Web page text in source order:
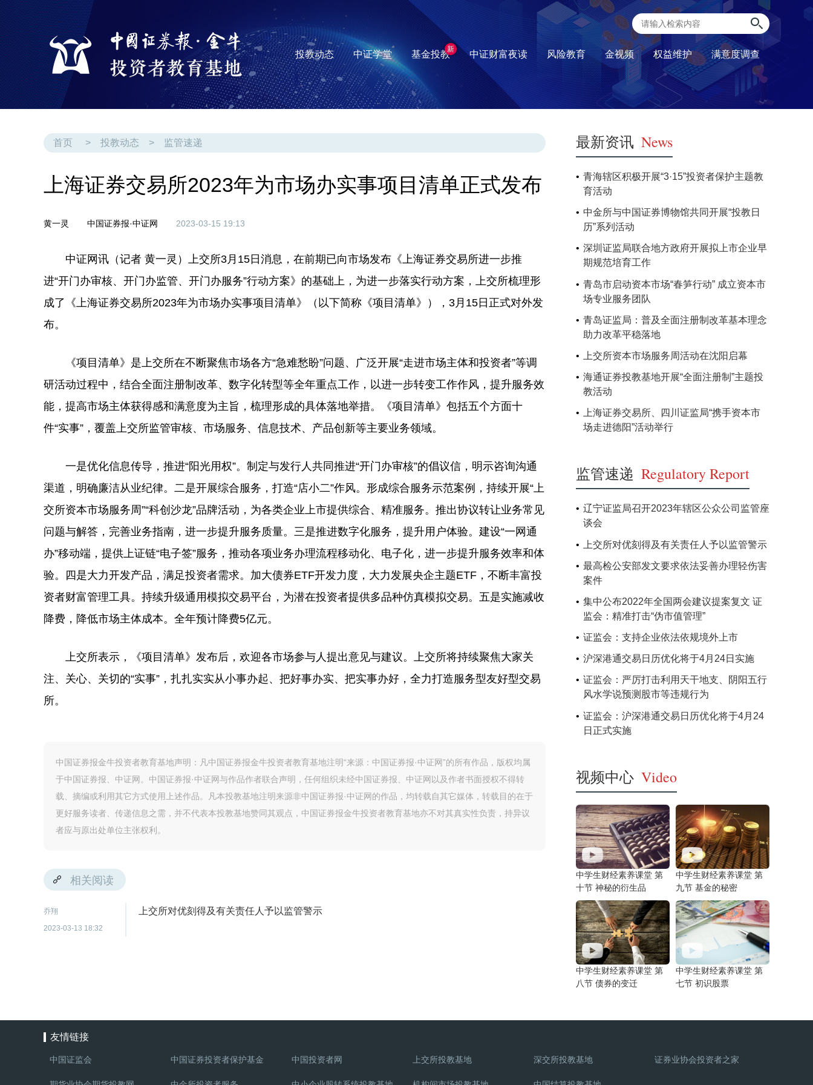
投教动态 中证学堂 基金投教新 中证财富夜读 风险教育 金视频 权益维护 满意度调查
首页 > 投教动态 > 监管速递
上海证券交易所2023年为市场办实事项目清单正式发布
黄一灵 中国证券报·中证网 2023-03-15 19:13
中证网讯（记者 黄一灵）上交所3月15日消息，在前期已向市场发布《上海证券交易所进一步推
进“开门办审核、开门办监管、开门办服务”行动方案》的基础上，为进一步落实行动方案，上交所梳理形
成了《上海证券交易所2023年为市场办实事项目清单》（以下简称《项目清单》），3月15日正式对外发
布。
《项目清单》是上交所在不断聚焦市场各方“急难愁盼”问题、广泛开展“走进市场主体和投资者”等调
研活动过程中，结合全面注册制改革、数字化转型等全年重点工作，以进一步转变工作作风，提升服务效
能，提高市场主体获得感和满意度为主旨，梳理形成的具体落地举措。《项目清单》包括五个方面十
件“实事”，覆盖上交所监管审核、市场服务、信息技术、产品创新等主要业务领域。
一是优化信息传导，推进“阳光用权”。制定与发行人共同推进“开门办审核”的倡议信，明示咨询沟通
渠道，明确廉洁从业纪律。二是开展综合服务，打造“店小二”作风。形成综合服务示范案例，持续开展“上
交所资本市场服务周”“科创沙龙”品牌活动，为各类企业上市提供综合、精准服务。推出协议转让业务常见
问题与解答，完善业务指南，进一步提升服务质量。三是推进数字化服务，提升用户体验。建设“一网通
办”移动端，提供上证链“电子签”服务，推动各项业务办理流程移动化、电子化，进一步提升服务效率和体
验。四是大力开发产品，满足投资者需求。加大债券ETF开发力度，大力发展央企主题ETF，不断丰富投
资者财富管理工具。持续升级通用模拟交易平台，为潜在投资者提供多品种仿真模拟交易。五是实施减收
降费，降低市场主体成本。全年预计降费5亿元。
上交所表示，《项目清单》发布后，欢迎各市场参与人提出意见与建议。上交所将持续聚焦大家关
注、关心、关切的“实事”，扎扎实实从小事办起、把好事办实、把实事办好，全力打造服务型友好型交易
所。
中国证券报金牛投资者教育基地声明：凡中国证券报金牛投资者教育基地注明“来源：中国证券报·中证网”的所有作品，版权均属
于中国证券报、中证网。中国证券报·中证网与作品作者联合声明，任何组织未经中国证券报、中证网以及作者书面授权不得转
载、摘编或利用其它方式使用上述作品。凡本投教基地注明来源非中国证券报·中证网的作品，均转载自其它媒体，转载目的在于
更好服务读者、传递信息之需，并不代表本投教基地赞同其观点，中国证券报金牛投资者教育基地亦不对其真实性负责，持异议
者应与原出处单位主张权利。
相关阅读
乔翔
2023-03-13 18:32
上交所对优刻得及有关责任人予以监管警示
最新资讯 News
青海辖区积极开展“3·15”投资者保护主题教
育活动
中金所与中国证券博物馆共同开展“投教日
历”系列活动
深圳证监局联合地方政府开展拟上市企业早
期规范培育工作
青岛市启动资本市场“春笋行动” 成立资本市
场专业服务团队
青岛证监局：普及全面注册制改革基本理念
助力改革平稳落地
上交所资本市场服务周活动在沈阳启幕
海通证券投教基地开展“全面注册制”主题投
教活动
上海证券交易所、四川证监局“携手资本市
场走进德阳”活动举行
监管速递 Regulatory Report
辽宁证监局召开2023年辖区公众公司监管座
谈会
上交所对优刻得及有关责任人予以监管警示
最高检公安部发文要求依法妥善办理轻伤害
案件
集中公布2022年全国两会建议提案复文 证
监会：精准打击“伪市值管理”
证监会：支持企业依法依规境外上市
沪深港通交易日历优化将于4月24日实施
证监会：严厉打击利用天干地支、阴阳五行
风水学说预测股市等违规行为
证监会：沪深港通交易日历优化将于4月24
日正式实施
视频中心 Video
中学生财经素养课堂 第
十节 神秘的衍生品
中学生财经素养课堂 第
九节 基金的秘密
中学生财经素养课堂 第
八节 债券的变迁
中学生财经素养课堂 第
七节 初识股票
友情链接
中国证监会 中国证券投资者保护基金 中国投资者网 上交所投教基地 深交所投教基地 证券业协会投资者之家